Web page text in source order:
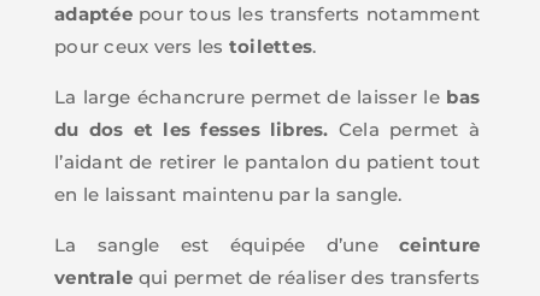
adaptéepour tous les transferts notamment
pour ceux vers les toilettes.
La large échancrure permet de laisser le bas
du dos et les fesses libres. Cela permet à
l’aidant de retirer le pantalon du patient tout
en le laissant maintenu par la sangle.
La sangle est équipée d’une ceinture
ventrale qui permet de réaliser des transferts